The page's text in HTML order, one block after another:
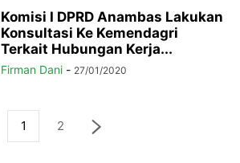
Komisi I DPRD Anambas Lakukan
Konsultasi Ke Kemendagri
Terkait Hubungan Kerja...
Firman Dani - 27/01/2020
1 2